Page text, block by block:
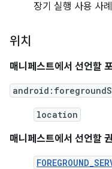
장기 실행 사용 사
위치
매니페스트에서 선언할
location
매니페스트에서 선언할